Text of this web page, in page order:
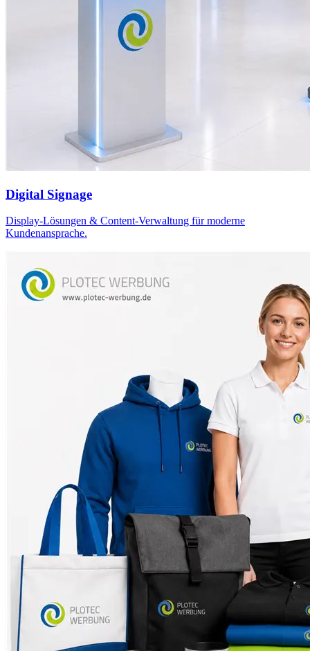
Digital Signage
Display-Lösungen & Content-Verwaltung für moderne
Kundenansprache.